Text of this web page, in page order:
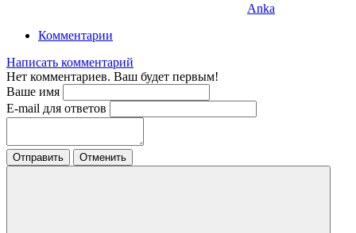
Anka
Комментарии
Написать комментарий
Нет комментариев. Ваш будет первым!
Ваше имя
E-mail для ответов
Отправить Отменить